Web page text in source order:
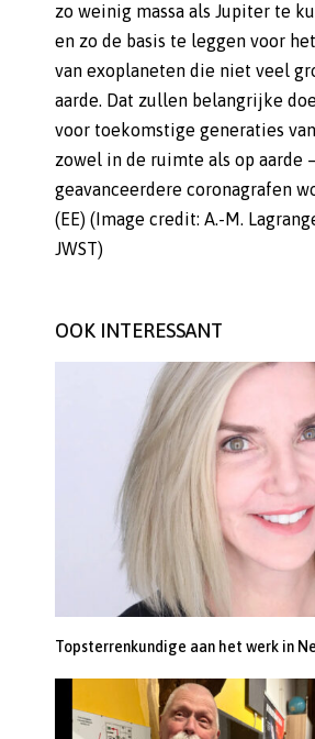
zo weinig massa als Jupiter te
en zo de basis te leggen voor
van exoplaneten die niet veel
aarde. Dat zullen belangrijke
voor toekomstige generaties
zowel in de ruimte als op aarde
geavanceerdere coronagrafen
(EE) (Image credit: A.-M.
JWST)
OOK INTERESSANT
Topsterrenkundige aan het werk in